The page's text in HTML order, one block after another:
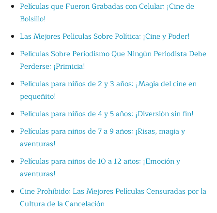
Películas que Fueron Grabadas con Celular: ¡Cine de
Bolsillo!
Las Mejores Películas Sobre Política: ¡Cine y Poder!
Películas Sobre Periodismo Que Ningún Periodista Debe
Perderse: ¡Primicia!
Películas para niños de 2 y 3 años: ¡Magia del cine en
pequeñito!
Películas para niños de 4 y 5 años: ¡Diversión sin fin!
Películas para niños de 7 a 9 años: ¡Risas, magia y
aventuras!
Películas para niños de 10 a 12 años: ¡Emoción y
aventuras!
Cine Prohibido: Las Mejores Películas Censuradas por la
Cultura de la Cancelación